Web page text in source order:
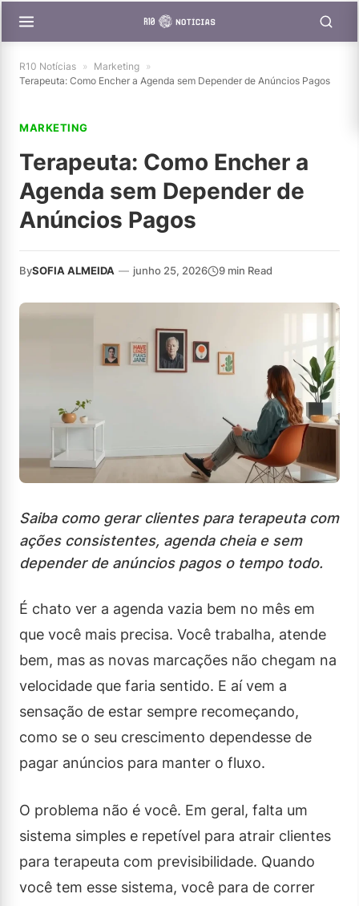
R10 Notícias » Marketing »
Terapeuta: Como Encher a Agenda sem Depender de Anúncios Pagos
MARKETING
Terapeuta: Como Encher a
Agenda sem Depender de
Anúncios Pagos
BySOFIA ALMEIDA — junho 25, 2026 9 min Read
Saiba como gerar clientes para terapeuta com
ações consistentes, agenda cheia e sem
depender de anúncios pagos o tempo todo.
É chato ver a agenda vazia bem no mês em
que você mais precisa. Você trabalha, atende
bem, mas as novas marcações não chegam na
velocidade que faria sentido. E aí vem a
sensação de estar sempre recomeçando,
como se o seu crescimento dependesse de
pagar anúncios para manter o fluxo.
O problema não é você. Em geral, falta um
sistema simples e repetível para atrair clientes
para terapeuta com previsibilidade. Quando
você tem esse sistema, você para de correr